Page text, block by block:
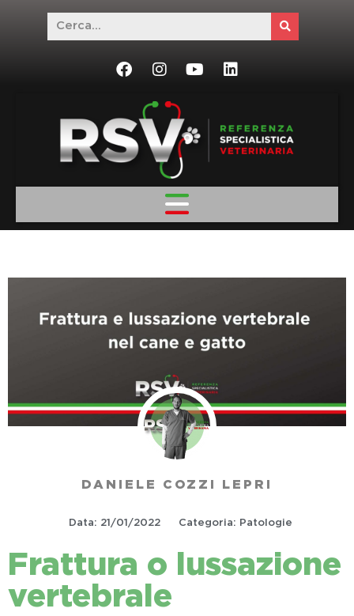
DANIELE COZZI LEPRI
Data: 21/01/2022 Categoria: Patologie
Frattura o lussazione
vertebrale